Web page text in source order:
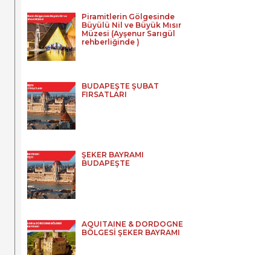
Piramitlerin Gölgesinde
Büyülü Nil ve Büyük Mısır
Müzesi (Ayşenur Sarıgül
rehberliğinde )
BUDAPEŞTE ŞUBAT
FIRSATLARI
ŞEKER BAYRAMI
BUDAPEŞTE
AQUITAINE & DORDOGNE
BÖLGESİ ŞEKER BAYRAMI